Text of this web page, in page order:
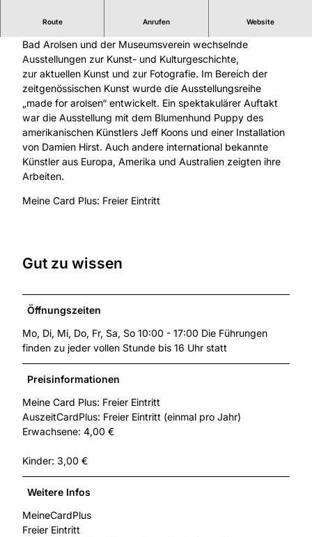
Route Anrufen Website
Bad Arolsen und der Museumsverein wechselnde
Ausstellungen zur Kunst- und Kulturgeschichte,
zur aktuellen Kunst und zur Fotografie. Im Bereich der
zeitgenössischen Kunst wurde die Ausstellungsreihe
„made for arolsen“ entwickelt. Ein spektakulärer Auftakt
war die Ausstellung mit dem Blumenhund Puppy des
amerikanischen Künstlers Jeff Koons und einer Installation
von Damien Hirst. Auch andere international bekannte
Künstler aus Europa, Amerika und Australien zeigten ihre
Arbeiten.
Meine Card Plus: Freier Eintritt
Gut zu wissen
Öffnungszeiten
Mo, Di, Mi, Do, Fr, Sa, So 10:00 - 17:00 Die Führungen
finden zu jeder vollen Stunde bis 16 Uhr statt
Preisinformationen
Meine Card Plus: Freier Eintritt
AuszeitCardPlus: Freier Eintritt (einmal pro Jahr)
Erwachsene: 4,00 €
Kinder: 3,00 €
Weitere Infos
MeineCardPlus
Freier Eintritt